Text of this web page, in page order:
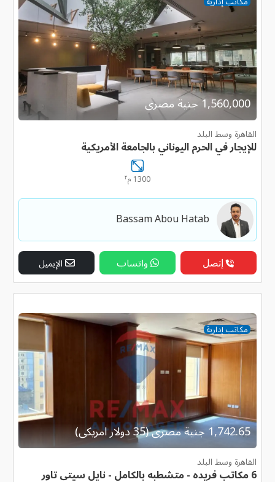
1,560,000 جنية مصرى
القاهرة وسط البلد
للإيجار في الحرم اليوناني بالجامعة الأمريكية
1300 م ٢
Bassam Abou Hatab
إتصل واتساب الإيميل
مكاتب إدارية
1,742.65 جنية مصرى (35 دولار امريكى)
القاهرة وسط البلد
6 مكاتب فريده - متشطبه بالكامل - نايل سيتي تاور